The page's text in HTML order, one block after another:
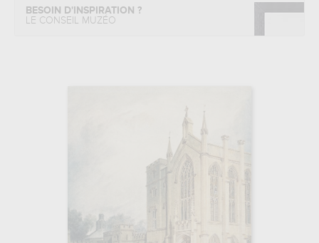
BESOIN D'INSPIRATION ?
LE CONSEIL MUZÉO